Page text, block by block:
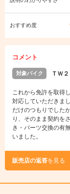
おすすめ度
コメント
対象バイク ＴＷ
これから免許を取得
対応していただきま
だけのつもりでした
り、そのまま契約を
き・パーツ交換の有
いました。
販売店の返答を見る